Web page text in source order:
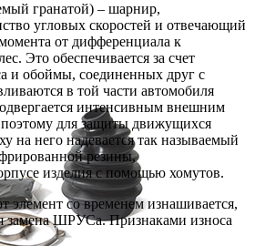
гранатой) – шарнир,
угловых скоростей и отвечающий
от дифференциала к
Это обеспечивается за счет
и обоймы, соединенных друг с
в той части автомобиля
интенсивным внешним
для защиты движущихся
на него надевается так называемый
резины,
изделия с помощью хомутов.
элемент со временем изнашивается,
замена ШРУСа. Признаками износа